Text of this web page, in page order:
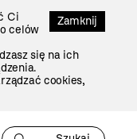
Zamknij
Ci
celów
się na ich
cookies,